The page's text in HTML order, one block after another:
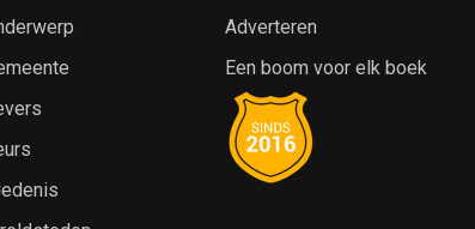
Adverteren
Een boom voor elk boek